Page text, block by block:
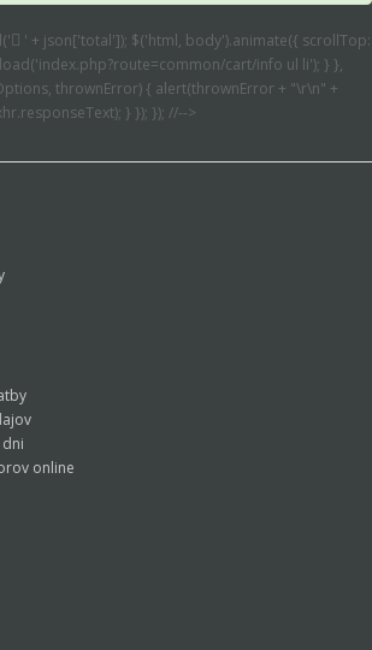
' + json['total']); $('html, body').animate({ scrollTop:
cart/info ul li'); } },
thrownError) { alert(thrownError + "\r\n" +
} }); }); //-->
online